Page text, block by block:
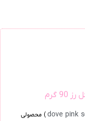
dove pink) محصولی